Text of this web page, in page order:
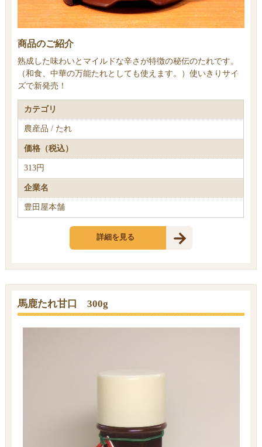
商品のご紹介
熟成した味わいとマイルドな辛さが特徴の秘伝のたれです。
（和食、中華の万能たれとしても使えます。）使いきりサイ
ズで新発売！
カテゴリ
農産品 / たれ
価格（税込）
313円
企業名
豊田屋本舗
詳細を見る
馬鹿たれ甘口 300g